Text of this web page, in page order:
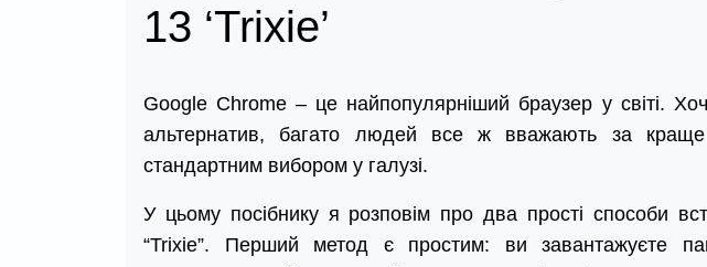
13 ‘Trixie’
Google Chrome – це найпопулярніший браузер у світі.
альтернатив, багато людей все ж вважають за краще
стандартним вибором у галузі.
У цьому посібнику я розповім про два прості способи
“Trixie”. Перший метод є простим: ви завантажуєте